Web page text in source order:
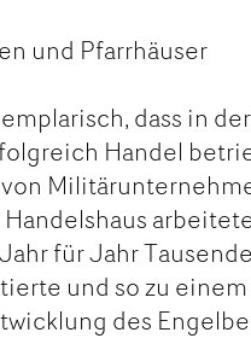
und Pfarrhäuser
dass in
Handel
Handelshaus
für Jahr
und so zu
des